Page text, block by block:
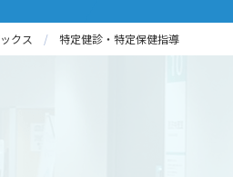
クス 特定健診・特定保健指導